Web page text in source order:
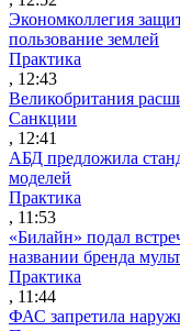
Экономколлегия
пользование землей
Практика
, 12:43
Великобритания
Санкции
, 12:41
АБД предложила
моделей
Практика
, 11:53
«Билайн» подал
названии бренда
Практика
, 11:44
ФАС запретила